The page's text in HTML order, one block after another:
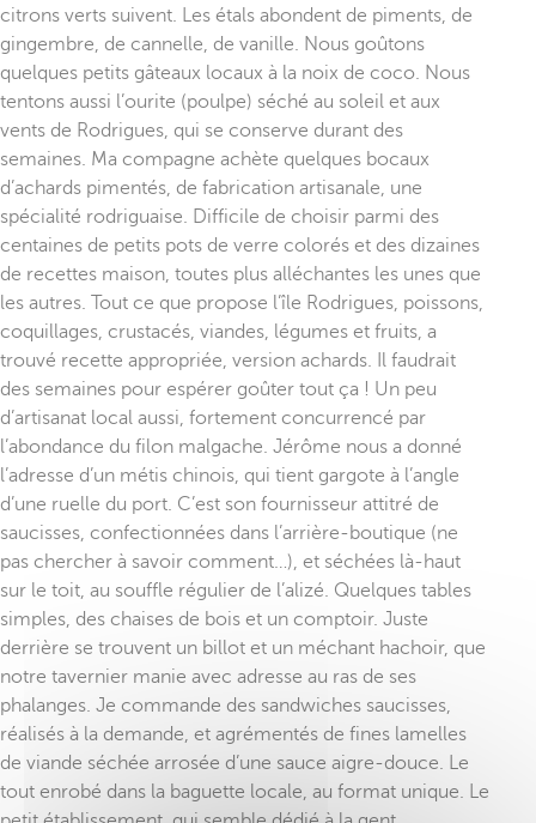
citrons verts suivent. Les étals abondent de piments, de
gingembre, de cannelle, de vanille. Nous goûtons
quelques petits gâteaux locaux à la noix de coco. Nous
tentons aussi l’ourite (poulpe) séché au soleil et aux
vents de Rodrigues, qui se conserve durant des
semaines. Ma compagne achète quelques bocaux
d’achards pimentés, de fabrication artisanale, une
spécialité rodriguaise. Difficile de choisir parmi des
centaines de petits pots de verre colorés et des dizaines
de recettes maison, toutes plus alléchantes les unes que
les autres. Tout ce que propose l’île Rodrigues, poissons,
coquillages, crustacés, viandes, légumes et fruits, a
trouvé recette appropriée, version achards. Il faudrait
des semaines pour espérer goûter tout ça ! Un peu
d’artisanat local aussi, fortement concurrencé par
l’abondance du filon malgache. Jérôme nous a donné
l’adresse d’un métis chinois, qui tient gargote à l’angle
d’une ruelle du port. C’est son fournisseur attitré de
saucisses, confectionnées dans l’arrière-boutique (ne
pas chercher à savoir comment…), et séchées là-haut
sur le toit, au souffle régulier de l’alizé. Quelques tables
simples, des chaises de bois et un comptoir. Juste
derrière se trouvent un billot et un méchant hachoir, que
notre tavernier manie avec adresse au ras de ses
phalanges. Je commande des sandwiches saucisses,
réalisés à la demande, et agrémentés de fines lamelles
de viande séchée arrosée d’une sauce aigre-douce. Le
tout enrobé dans la baguette locale, au format unique. Le